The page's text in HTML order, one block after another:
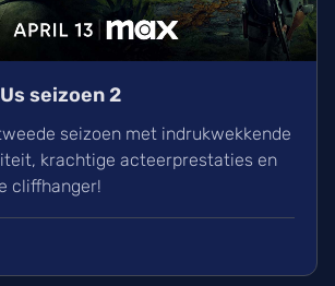
seizoen 2
seizoen met indrukwekkende
krachtige acteerprestaties en
cliffhanger!